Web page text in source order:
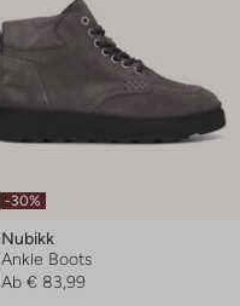
-30%
Nubikk
Ankle Boots
Ab € 83,99